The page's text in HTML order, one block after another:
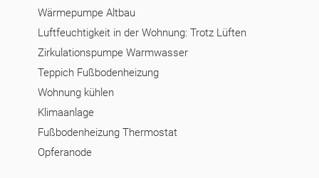
Wärmepumpe Altbau
Luftfeuchtigkeit in der Wohnung: Trotz Lüften
Zirkulationspumpe Warmwasser
Teppich Fußbodenheizung
Wohnung kühlen
Klimaanlage
Fußbodenheizung Thermostat
Opferanode